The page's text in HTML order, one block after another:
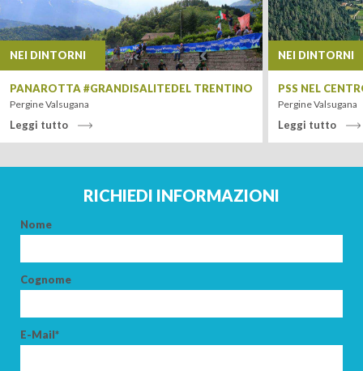
PARTENZA
Leaflet| Tiles ©MapQuest
NEI DINTORNI
PANAROTTA #GRANDISALITEDEL TRENTINO
Pergine Valsugana
Leggi tutto
NEI DINTORNI
PSS NEL
Pergine Valsugana
Leggi tutto
RICHIEDI INFORMAZIONI
Nome
Cognome
E-Mail*